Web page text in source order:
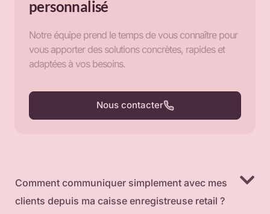
personnalisé
Notre équipe prend le temps de vous connaître pour
vous apporter des solutions concrètes, rapides et
adaptées à vos besoins.
Nous contacter
Comment communiquer simplement avec mes
clients depuis ma caisse enregistreuse retail ?